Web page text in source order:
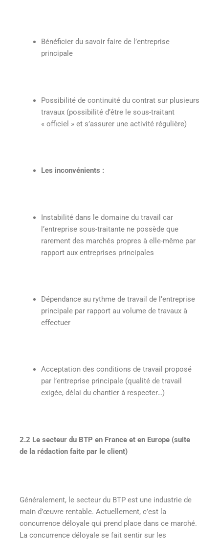
Bénéficier du savoir faire de l’entreprise
principale
Possibilité de continuité du contrat sur plusieurs
travaux (possibilité d’être le sous-traitant
« officiel » et s’assurer une activité régulière)
Les inconvénients :
Instabilité dans le domaine du travail car
l’entreprise sous-traitante ne possède que
rarement des marchés propres à elle-même par
rapport aux entreprises principales
Dépendance au rythme de travail de l’entreprise
principale par rapport au volume de travaux à
effectuer
Acceptation des conditions de travail proposé
par l’entreprise principale (qualité de travail
exigée, délai du chantier à respecter…)
2.2 Le secteur du BTP en France et en Europe (suite
de la rédaction faite par le client)
Généralement, le secteur du BTP est une industrie de
main d’œuvre rentable. Actuellement, c’est la
concurrence déloyale qui prend place dans ce marché.
La concurrence déloyale se fait sentir sur les